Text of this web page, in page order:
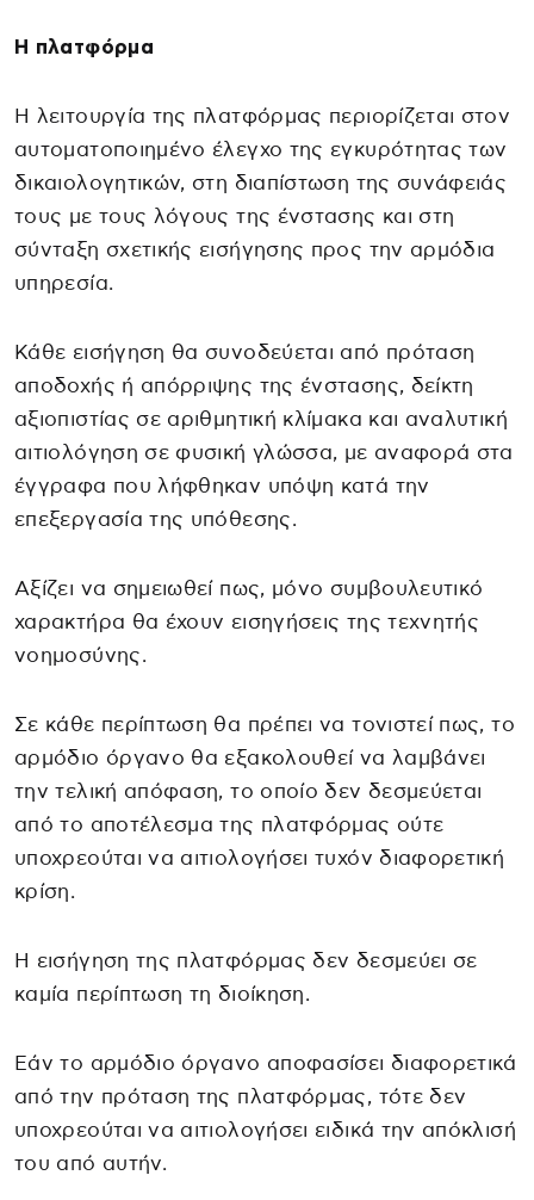
Η πλατφόρμα
Η λειτουργία της πλατφόρμας περιορίζεται στον
αυτοματοποιημένο έλεγχο της εγκυρότητας των
δικαιολογητικών, στη διαπίστωση της συνάφειάς
τους με τους λόγους της ένστασης και στη
σύνταξη σχετικής εισήγησης προς την αρμόδια
υπηρεσία.
Κάθε εισήγηση θα συνοδεύεται από πρόταση
αποδοχής ή απόρριψης της ένστασης, δείκτη
αξιοπιστίας σε αριθμητική κλίμακα και αναλυτική
αιτιολόγηση σε φυσική γλώσσα, με αναφορά στα
έγγραφα που λήφθηκαν υπόψη κατά την
επεξεργασία της υπόθεσης.
Αξίζει να σημειωθεί πως, μόνο συμβουλευτικό
χαρακτήρα θα έχουν εισηγήσεις της τεχνητής
νοημοσύνης.
Σε κάθε περίπτωση θα πρέπει να τονιστεί πως, το
αρμόδιο όργανο θα εξακολουθεί να λαμβάνει
την τελική απόφαση, το οποίο δεν δεσμεύεται
από το αποτέλεσμα της πλατφόρμας ούτε
υποχρεούται να αιτιολογήσει τυχόν διαφορετική
κρίση.
Η εισήγηση της πλατφόρμας δεν δεσμεύει σε
καμία περίπτωση τη διοίκηση.
Εάν το αρμόδιο όργανο αποφασίσει διαφορετικά
από την πρόταση της πλατφόρμας, τότε δεν
υποχρεούται να αιτιολογήσει ειδικά την απόκλισή
του από αυτήν.